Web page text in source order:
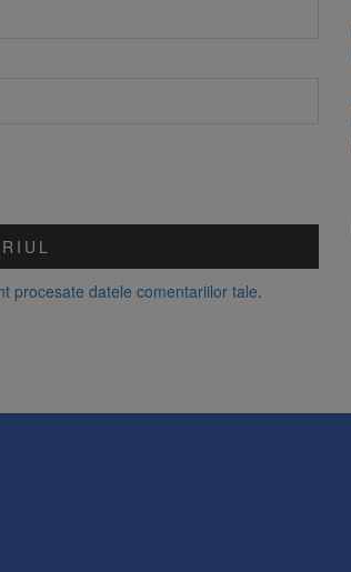
procesate datele comentariilor tale.